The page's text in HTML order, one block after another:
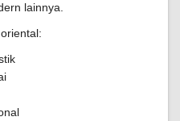
lainnya.